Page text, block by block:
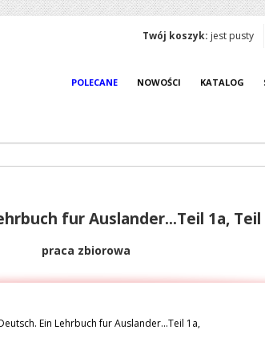
Twój koszyk: jest pusty
POLECANE NOWOŚCI KATALOG
fur Auslander...Teil 1a, Teil
praca zbiorowa
Ein Lehrbuch fur Auslander...Teil 1a,